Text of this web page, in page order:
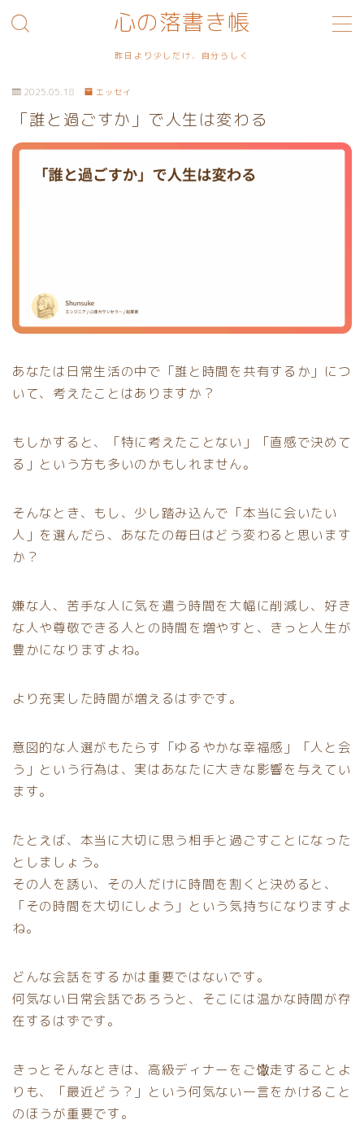
心の落書き帳
昨日より少しだけ、自分らしく
利用規約／特定商取引法に基づく表記
2025.05.18 エッセイ
「誰と過ごすか」で人生は変わる
あなたは日常生活の中で「誰と時間を共有するか」につ
いて、考えたことはありますか？
もしかすると、「特に考えたことない」「直感で決めて
る」という方も多いのかもしれません。
そんなとき、もし、少し踏み込んで「本当に会いたい
人」を選んだら、あなたの毎日はどう変わると思います
か？
嫌な人、苦手な人に気を遣う時間を大幅に削減し、好き
な人や尊敬できる人との時間を増やすと、きっと人生が
豊かになりますよね。
より充実した時間が増えるはずです。
意図的な人選がもたらす「ゆるやかな幸福感」「人と会
う」という行為は、実はあなたに大きな影響を与えてい
ます。
たとえば、本当に大切に思う相手と過ごすことになった
としましょう。
その人を誘い、その人だけに時間を割くと決めると、
「その時間を大切にしよう」という気持ちになりますよ
ね。
どんな会話をするかは重要ではないです。
何気ない日常会話であろうと、そこには温かな時間が存
在するはずです。
きっとそんなときは、高級ディナーをご馓走することよ
りも、「最近どう？」という何気ない一言をかけること
のほうが重要です。